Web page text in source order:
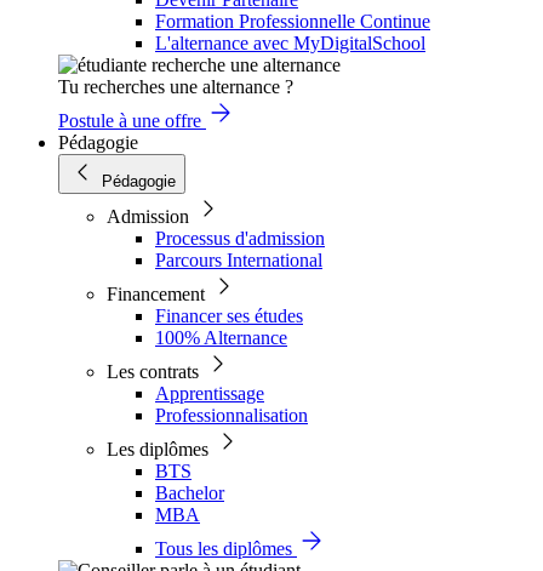
Formation Professionnelle Continue
L'alternance avec MyDigitalSchool
Tu recherches une alternance ?
Postule à une offre
Pédagogie
Pédagogie
Admission
Processus d'admission
Parcours International
Financement
Financer ses études
100% Alternance
Les contrats
Apprentissage
Professionnalisation
Les diplômes
BTS
Bachelor
MBA
Tous les diplômes